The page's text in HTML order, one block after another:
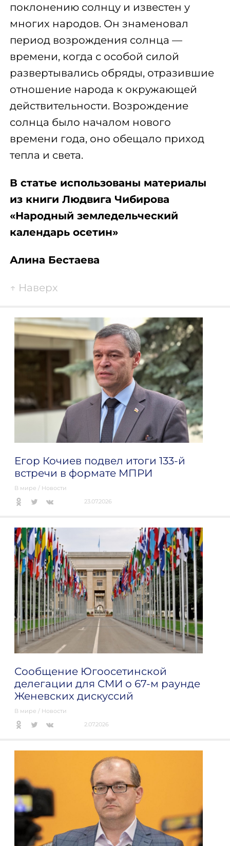
поклонению солнцу и известен у
многих народов. Он знаменовал
период возрождения солнца —
времени, когда с особой силой
развертывались обряды, отразившие
отношение народа к окружающей
действительности. Возрождение
солнца было началом нового
времени года, оно обещало приход
тепла и света.
В статье использованы материалы
из книги Людвига Чибирова
«Народный земледельческий
календарь осетин»
Алина Бестаева
↑ Наверх
Егор Кочиев подвел итоги 133-й
встречи в формате МПРИ
В мире / Новости
23.07.2026
Сообщение Югоосетинской
делегации для СМИ о 67-м раунде
Женевских дискуссий
В мире / Новости
2.07.2026